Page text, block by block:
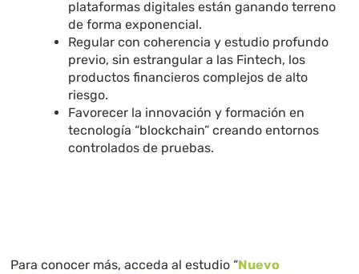
plataformas digitales están ganando terreno
de forma exponencial.
Regular con coherencia y estudio profundo
previo, sin estrangular a las Fintech, los
productos financieros complejos de alto
riesgo.
Favorecer la innovación y formación en
tecnología “blockchain” creando entornos
controlados de pruebas.
Para conocer más, acceda al estudio “Nuevo